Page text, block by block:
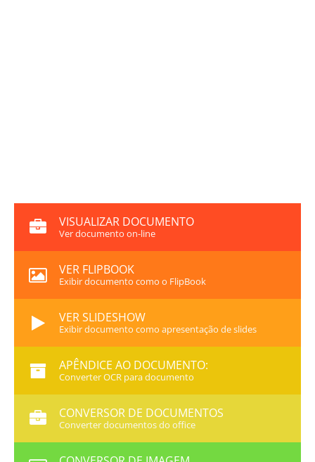
VISUALIZAR DOCUMENTO
Ver documento on-line
VER FLIPBOOK
Exibir documento como o FlipBook
VER SLIDESHOW
Exibir documento como apresentação de slides
APÊNDICE AO DOCUMENTO:
Converter OCR para documento
CONVERSOR DE DOCUMENTOS
Converter documentos do office